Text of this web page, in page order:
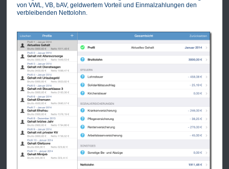
von VWL, VB, bAV, geldwertem Vorteil und Einmalzahlungen den
verbleibenden Nettolohn.